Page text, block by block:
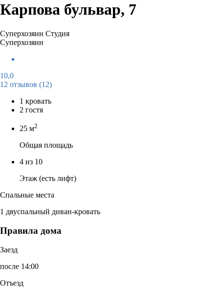
Карпова бульвар, 7
Суперхозяин Студия
Суперхозяин
10,0
12 отзывов (12)
1 кровать
2 гостя
25 м2
Общая площадь
4 из 10
Этаж (есть лифт)
Спальные места
1 двуспальный диван-кровать
Правила дома
Заезд
после 14:00
Отъезд